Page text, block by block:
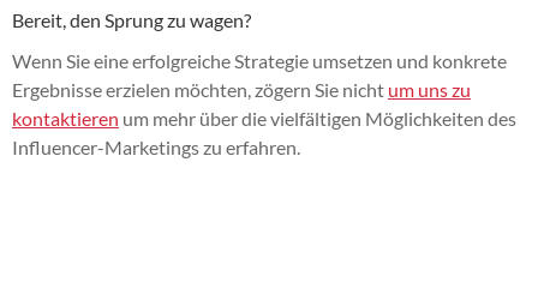
Bereit, den Sprung zu wagen?
Wenn Sie eine erfolgreiche Strategie umsetzen und konkrete
Ergebnisse erzielen möchten, zögern Sie nicht um uns zu
kontaktieren um mehr über die vielfältigen Möglichkeiten des
Influencer-Marketings zu erfahren.